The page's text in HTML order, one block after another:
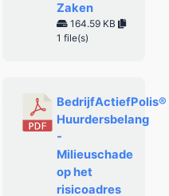
Zaken
164.59 KB
1 file(s)
BedrijfActiefPolis®
Huurdersbelang
-
Milieuschade
op het
risicoadres